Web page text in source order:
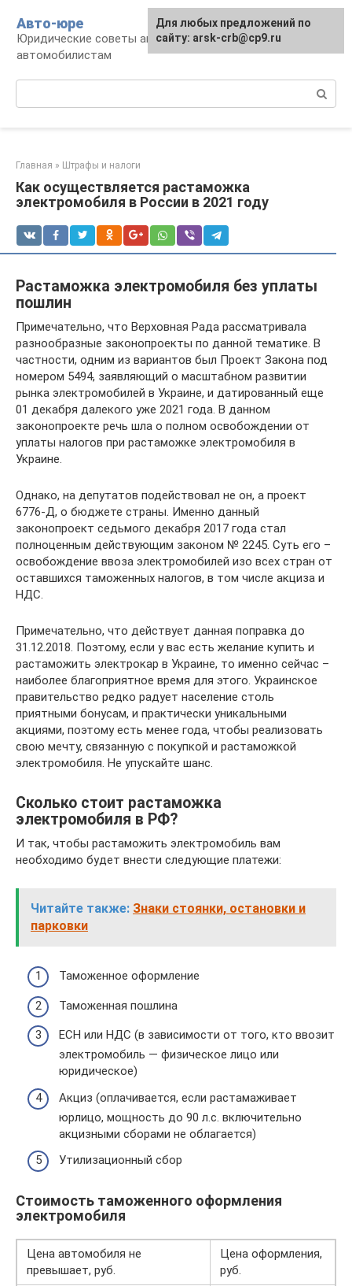
контенту
Авто-юре
Юридические советы автовладельцам и
автомобилистам
Главная » Штрафы и налоги
Как осуществляется растаможка
электромобиля в России в 2021 году
Растаможка электромобиля без уплаты
пошлин
Примечательно, что Верховная Рада рассматривала
разнообразные законопроекты по данной тематике. В
частности, одним из вариантов был Проект Закона под
номером 5494, заявляющий о масштабном развитии
рынка электромобилей в Украине, и датированный еще
01 декабря далекого уже 2021 года. В данном
законопроекте речь шла о полном освобождении от
уплаты налогов при растаможке электромобиля в
Украине.
Однако, на депутатов подействовал не он, а проект
6776-Д, о бюджете страны. Именно данный
законопроект седьмого декабря 2017 года стал
полноценным действующим законом № 2245. Суть его –
освобождение ввоза электромобилей изо всех стран от
оставшихся таможенных налогов, в том числе акциза и
НДС.
Примечательно, что действует данная поправка до
31.12.2018. Поэтому, если у вас есть желание купить и
растаможить электрокар в Украине, то именно сейчас –
наиболее благоприятное время для этого. Украинское
правительство редко радует население столь
приятными бонусам, и практически уникальными
акциями, поэтому есть менее года, чтобы реализовать
свою мечту, связанную с покупкой и растаможкой
электромобиля. Не упускайте шанс.
Сколько стоит растаможка
электромобиля в РФ?
И так, чтобы растаможить электромобиль вам
необходимо будет внести следующие платежи:
Читайте также: Знаки стоянки, остановки и
парковки
Таможенное оформление
Таможенная пошлина
ЕСН или НДС (в зависимости от того, кто ввозит
электромобиль — физическое лицо или
юридическое)
Акциз (оплачивается, если растамаживает
юрлицо, мощность до 90 л.с. включительно
акцизными сборами не облагается)
Утилизационный сбор
Стоимость таможенного оформления
электромобиля
Цена автомобиля не
превышает, руб.
Цена оформления,
руб.
Для любых предложений по
сайту: arsk-crb@cp9.ru